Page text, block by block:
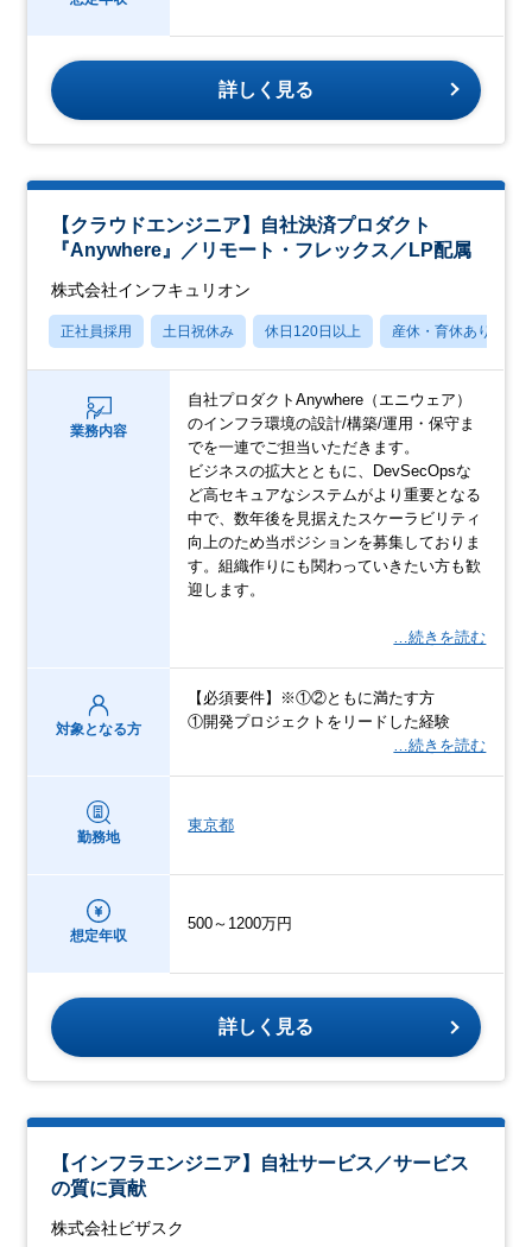
詳しく見る
【クラウドエンジニア】自社決済プロダクト
『Anywhere』／リモート・フレックス／LP配属
株式会社インフキュリオン
正社員採用 土日祝休み 休日120日以上 産休・育休あり
業務内容
自社プロダクトAnywhere（エニウェア）
のインフラ環境の設計/構築/運用・保守ま
でを一連でご担当いただきます。
ビジネスの拡大とともに、DevSecOpsな
ど高セキュアなシステムがより重要となる
中で、数年後を見据えたスケーラビリティ
向上のため当ポジションを募集しておりま
す。組織作りにも関わっていきたい方も歓
迎します。
…続きを読む
対象となる方
【必須要件】※①②ともに満たす方
①開発プロジェクトをリードした経験
…続きを読む
勤務地
東京都
想定年収
500～1200万円
詳しく見る
【インフラエンジニア】自社サービス／サービス
の質に貢献
株式会社ビザスク